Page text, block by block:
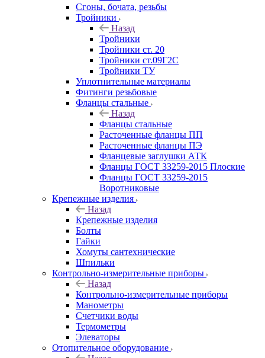
Сгоны, бочата, резьбы
Тройники
Назад
Тройники
Тройники ст. 20
Тройники ст.09Г2С
Тройники ТУ
Уплотнительные материалы
Фитинги резьбовые
Фланцы стальные
Назад
Фланцы стальные
Расточенные фланцы ПП
Расточенные фланцы ПЭ
Фланцевые заглушки АТК
Фланцы ГОСТ 33259-2015 Плоские
Фланцы ГОСТ 33259-2015
Воротниковые
Крепежные изделия
Назад
Крепежные изделия
Болты
Гайки
Хомуты сантехнические
Шпильки
Контрольно-измерительные приборы
Назад
Контрольно-измерительные приборы
Манометры
Счетчики воды
Термометры
Элеваторы
Отопительное оборудование